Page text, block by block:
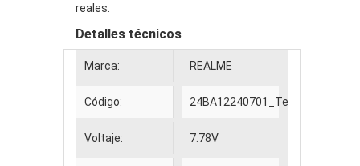
reales.
Detalles técnicos
Marca: REALME
Código: 24BA12240701_Te
Voltaje: 7.78V